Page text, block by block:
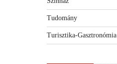
Tudomány
Turisztika-Gasztronómia